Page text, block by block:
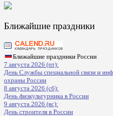
Ближайшие праздники
Ближайшие праздники России
7 августа 2026 (пт):
День Службы специальной связи и
охраны России
8 августа 2026 (сб):
День физкультурника в России
9 августа 2026 (вс):
День строителя в России